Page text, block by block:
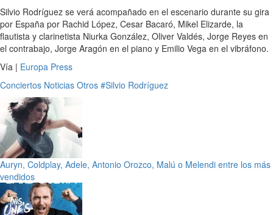
Silvio Rodríguez se verá acompañado en el escenario durante su gira
por España por Rachid López, Cesar Bacaró, Mikel Elizarde, la
flautista y clarinetista Niurka González, Oliver Valdés, Jorge Reyes en
el contrabajo, Jorge Aragón en el piano y Emilio Vega en el vibráfono.
Vía | Europa Press
Conciertos Noticias Otros #Silvio Rodríguez
Auryn, Coldplay, Adele, Antonio Orozco, Malú o Melendi entre los más
vendidos